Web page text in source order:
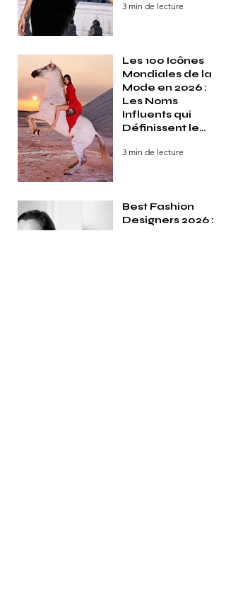
3 min de lecture
Les 100 Icônes
Mondiales de la
Mode en 2026 :
Les Noms
Influents qui
Définissent le
Monde
3 min de lecture
Best Fashion
Designers 2026 :